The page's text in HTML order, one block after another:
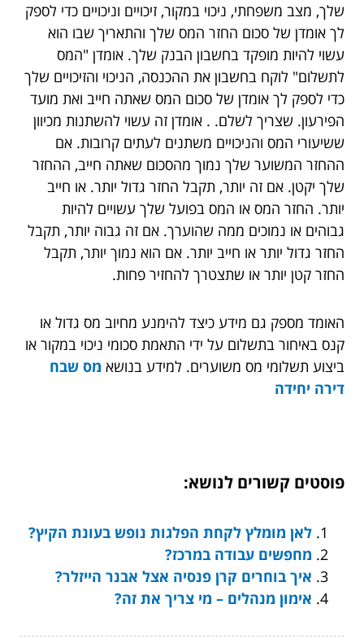
שלך, מצב משפחתי, ניכוי במקור, זיכויים וניכויים כדי לספק
לך אומדן של סכום החזר המס שלך והתאריך שבו הוא
עשוי להיות מופקד בחשבון הבנק שלך. אומדן "המס
לתשלום" לוקח בחשבון את ההכנסה, הניכוי והזיכויים שלך
כדי לספק לך אומדן של סכום המס שאתה חייב ואת מועד
הפירעון. שצריך לשלם. . אומדן זה עשוי להשתנות מכיוון
ששיעורי המס והניכויים משתנים לעתים קרובות. אם
ההחזר המשוער שלך נמוך מהסכום שאתה חייב, ההחזר
שלך יקטן. אם זה יותר, תקבל החזר גדול יותר. או חייב
יותר. החזר המס או המס בפועל שלך עשויים להיות
גבוהים או נמוכים ממה שהוערך. אם זה גבוה יותר, תקבל
החזר גדול יותר או חייב יותר. אם הוא נמוך יותר, תקבל
החזר קטן יותר או שתצטרך להחזיר פחות.
האומד מספק גם מידע כיצד להימנע מחיוב מס גדול או
קנס באיחור בתשלום על ידי התאמת סכומי ניכוי במקור או
ביצוע תשלומי מס משוערים. למידע בנושא מס שבח
דירה יחידה
פוסטים קשורים לנושא:
לאן מומלץ לקחת הפלגות נופש בעונת הקיץ?
מחפשים עבודה במרכז?
איך בוחרים קרן פנסיה אצל אבנר הייזלר?
אימון מנהלים – מי צריך את זה?